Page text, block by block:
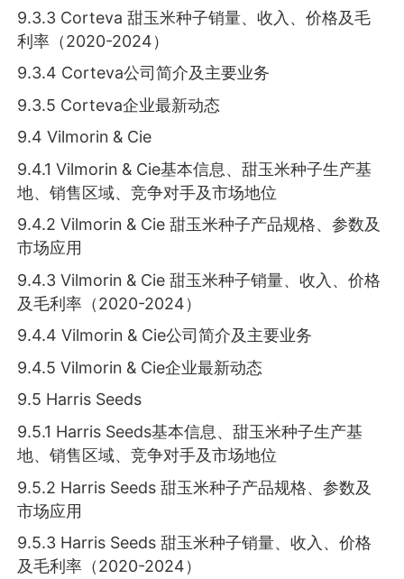
9.3.3 Corteva 甜玉米种子销量、收入、价格及毛
利率（2020-2024）
9.3.4 Corteva公司简介及主要业务
9.3.5 Corteva企业最新动态
9.4 Vilmorin & Cie
9.4.1 Vilmorin & Cie基本信息、甜玉米种子生产基
地、销售区域、竞争对手及市场地位
9.4.2 Vilmorin & Cie 甜玉米种子产品规格、参数及
市场应用
9.4.3 Vilmorin & Cie 甜玉米种子销量、收入、价格
及毛利率（2020-2024）
9.4.4 Vilmorin & Cie公司简介及主要业务
9.4.5 Vilmorin & Cie企业最新动态
9.5 Harris Seeds
9.5.1 Harris Seeds基本信息、甜玉米种子生产基
地、销售区域、竞争对手及市场地位
9.5.2 Harris Seeds 甜玉米种子产品规格、参数及
市场应用
9.5.3 Harris Seeds 甜玉米种子销量、收入、价格
及毛利率（2020-2024）